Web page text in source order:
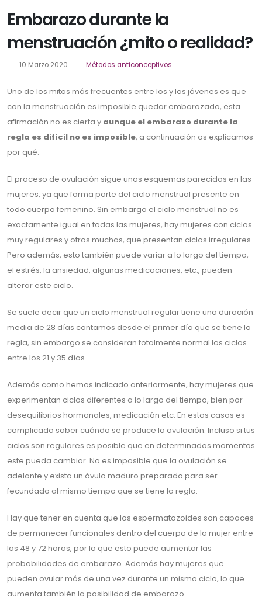
Embarazo durante la
menstruación ¿mito o realidad?
10 Marzo 2020 Métodos anticonceptivos
Uno de los mitos más frecuentes entre los y las jóvenes es que
con la menstruación es imposible quedar embarazada, esta
afirmación no es cierta y aunque el embarazo durante la
regla es difícil no es imposible, a continuación os explicamos
por qué.
El proceso de ovulación sigue unos esquemas parecidos en las
mujeres, ya que forma parte del ciclo menstrual presente en
todo cuerpo femenino. Sin embargo el ciclo menstrual no es
exactamente igual en todas las mujeres, hay mujeres con ciclos
muy regulares y otras muchas, que presentan ciclos irregulares.
Pero además, esto también puede variar a lo largo del tiempo,
el estrés, la ansiedad, algunas medicaciones, etc., pueden
alterar este ciclo.
Se suele decir que un ciclo menstrual regular tiene una duración
media de 28 días contamos desde el primer día que se tiene la
regla, sin embargo se consideran totalmente normal los ciclos
entre los 21 y 35 días.
Además como hemos indicado anteriormente, hay mujeres que
experimentan ciclos diferentes a lo largo del tiempo, bien por
desequilibrios hormonales, medicación etc. En estos casos es
complicado saber cuándo se produce la ovulación. Incluso si tus
ciclos son regulares es posible que en determinados momentos
este pueda cambiar. No es imposible que la ovulación se
adelante y exista un óvulo maduro preparado para ser
fecundado al mismo tiempo que se tiene la regla.
Hay que tener en cuenta que los espermatozoides son capaces
de permanecer funcionales dentro del cuerpo de la mujer entre
las 48 y 72 horas, por lo que esto puede aumentar las
probabilidades de embarazo. Además hay mujeres que
pueden ovular más de una vez durante un mismo ciclo, lo que
aumenta también la posibilidad de embarazo.